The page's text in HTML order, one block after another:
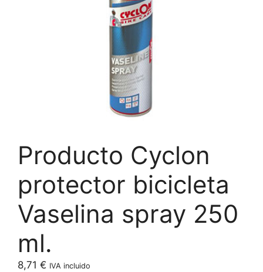
Producto Cyclon
protector bicicleta
Vaselina spray 250
ml.
8,71 € IVA incluido